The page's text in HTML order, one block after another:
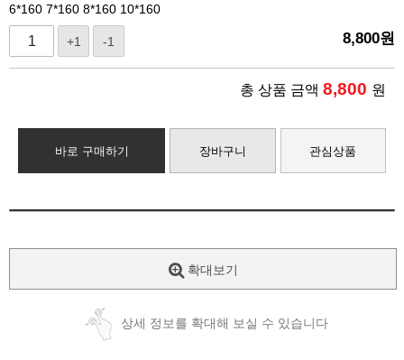
6*160 7*160 8*160 10*160
+1 -1 8,800원
총 상품 금액 8,800 원
바로 구매하기 장바구니 관심상품
확대보기
상세 정보를 확대해 보실 수 있습니다